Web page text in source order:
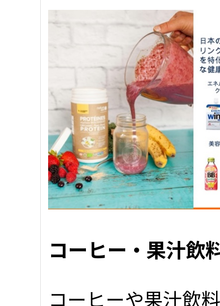
コーヒー・果汁飲
コーヒーや果汁飲